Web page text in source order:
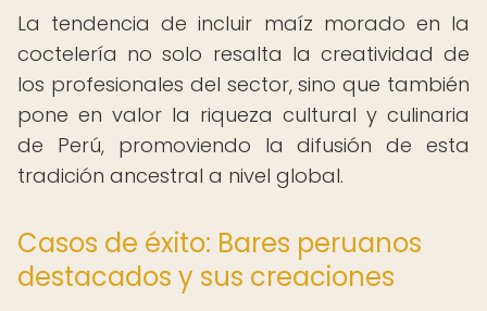
La tendencia de incluir maíz morado en la
coctelería no solo resalta la creatividad de
los profesionales del sector, sino que también
pone en valor la riqueza cultural y culinaria
de Perú, promoviendo la difusión de esta
tradición ancestral a nivel global.
Casos de éxito: Bares peruanos
destacados y sus creaciones